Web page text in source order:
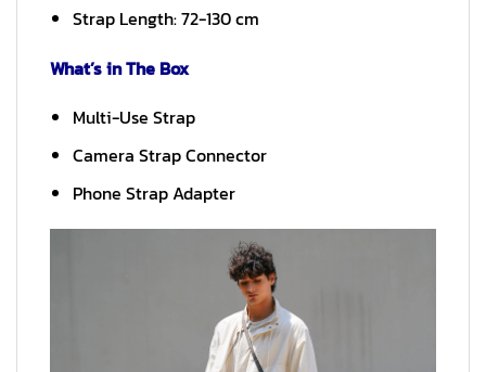
Strap Length: 72-130 cm
What’s in The Box
Multi-Use Strap
Camera Strap Connector
Phone Strap Adapter